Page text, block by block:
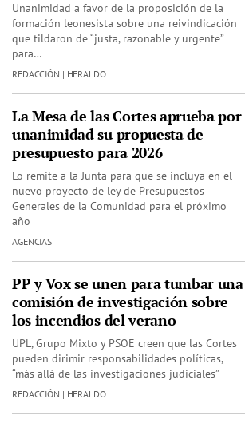
Unanimidad a favor de la proposición de la
formación leonesista sobre una reivindicación
que tildaron de “justa, razonable y urgente”
para…
REDACCIÓN | HERALDO
La Mesa de las Cortes aprueba por
unanimidad su propuesta de
presupuesto para 2026
Lo remite a la Junta para que se incluya en el
nuevo proyecto de ley de Presupuestos
Generales de la Comunidad para el próximo
año
AGENCIAS
PP y Vox se unen para tumbar una
comisión de investigación sobre
los incendios del verano
UPL, Grupo Mixto y PSOE creen que las Cortes
pueden dirimir responsabilidades políticas,
“más allá de las investigaciones judiciales”
REDACCIÓN | HERALDO